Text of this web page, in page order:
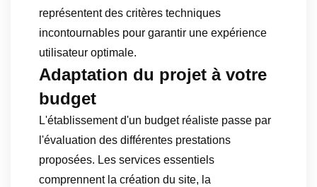
représentent des critères techniques
incontournables pour garantir une expérience
utilisateur optimale.
Adaptation du projet à votre
budget
L'établissement d'un budget réaliste passe par
l'évaluation des différentes prestations
proposées. Les services essentiels
comprennent la création du site, la